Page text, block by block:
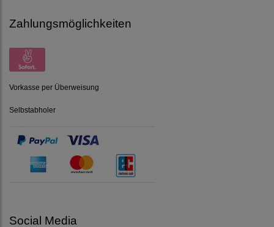
Zahlungsmöglichkeiten
Vorkasse per Überweisung
Selbstabholer
Social Media